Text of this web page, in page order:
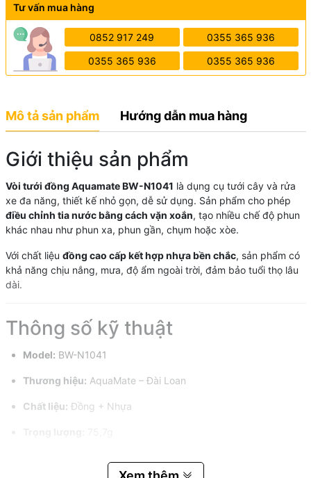
Tư vấn mua hàng
0852 917 249 0355 365 936
0355 365 936 0355 365 936
Mô tả sản phẩm Hướng dẫn mua hàng
Giới thiệu sản phẩm
Vòi tưới đồng Aquamate BW-N1041 là dụng cụ tưới cây và rửa
xe đa năng, thiết kế nhỏ gọn, dễ sử dụng. Sản phẩm cho phép
điều chỉnh tia nước bằng cách vặn xoắn, tạo nhiều chế độ phun
khác nhau như phun xa, phun gần, chụm hoặc xòe.
Với chất liệu đồng cao cấp kết hợp nhựa bền chắc, sản phẩm có
khả năng chịu nắng, mưa, độ ẩm ngoài trời, đảm bảo tuổi thọ lâu
dài.
Thông số kỹ thuật
Model: BW-N1041
Thương hiệu: AquaMate – Đài Loan
Chất liệu: Đồng + Nhựa